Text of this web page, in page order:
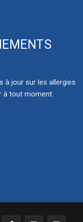
à jour sur les allergies
à tout moment.